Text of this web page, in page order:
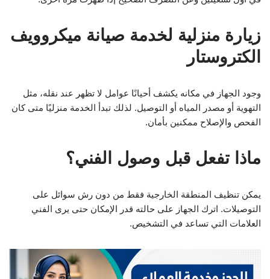
زيارة منزلية لخدمة صيانة ميكروويف
الكتروستار
وجود الجهاز في مكانه يكشف أحيانًا عوامل لا تظهر عند نقله، مثل
التهوية أو مصدر المياه أو التوصيل. لذلك تبدأ الخدمة منزليًا متى كان
الفحص والإصلاح ممكنين بأمان.
ماذا تفعل قبل وصول الفني؟
يمكن تنظيف المنطقة الخارجية فقط من دون رش سوائل على
التوصيلات. اترك الجهاز على حالته قدر الإمكان حتى يرى الفني
العلامات التي تساعد في التشخيص.